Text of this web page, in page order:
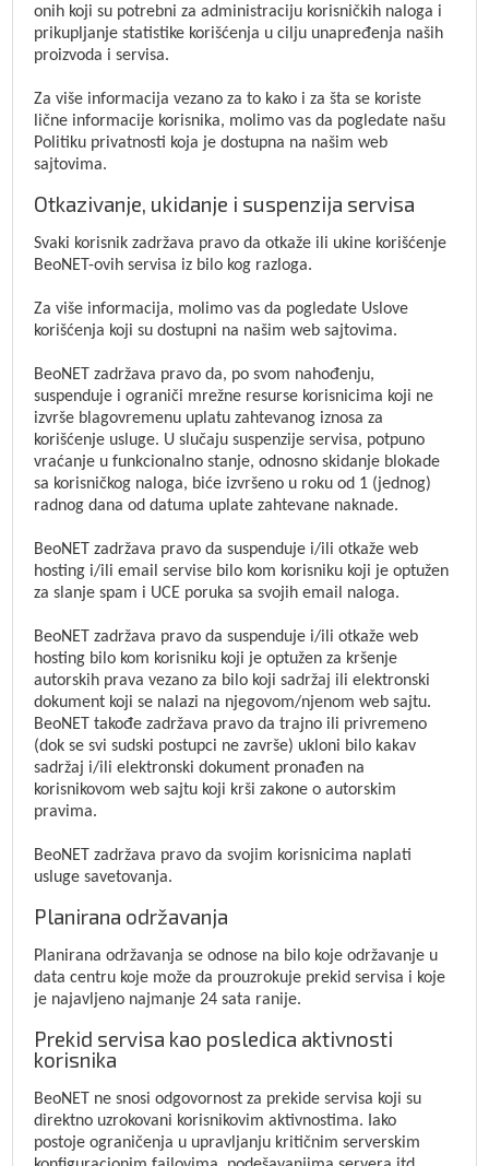
onih koji su potrebni za administraciju korisničkih naloga i
prikupljanje statistike korišćenja u cilju unapređenja naših
proizvoda i servisa.
Za više informacija vezano za to kako i za šta se koriste
lične informacije korisnika, molimo vas da pogledate našu
Politiku privatnosti koja je dostupna na našim web
sajtovima.
Otkazivanje, ukidanje i suspenzija servisa
Svaki korisnik zadržava pravo da otkaže ili ukine korišćenje
BeoNET-ovih servisa iz bilo kog razloga.
Za više informacija, molimo vas da pogledate Uslove
korišćenja koji su dostupni na našim web sajtovima.
BeoNET zadržava pravo da, po svom nahođenju,
suspenduje i ograniči mrežne resurse korisnicima koji ne
izvrše blagovremenu uplatu zahtevanog iznosa za
korišćenje usluge. U slučaju suspenzije servisa, potpuno
vraćanje u funkcionalno stanje, odnosno skidanje blokade
sa korisničkog naloga, biće izvršeno u roku od 1 (jednog)
radnog dana od datuma uplate zahtevane naknade.
BeoNET zadržava pravo da suspenduje i/ili otkaže web
hosting i/ili email servise bilo kom korisniku koji je optužen
za slanje spam i UCE poruka sa svojih email naloga.
BeoNET zadržava pravo da suspenduje i/ili otkaže web
hosting bilo kom korisniku koji je optužen za kršenje
autorskih prava vezano za bilo koji sadržaj ili elektronski
dokument koji se nalazi na njegovom/njenom web sajtu.
BeoNET takođe zadržava pravo da trajno ili privremeno
(dok se svi sudski postupci ne završe) ukloni bilo kakav
sadržaj i/ili elektronski dokument pronađen na
korisnikovom web sajtu koji krši zakone o autorskim
pravima.
BeoNET zadržava pravo da svojim korisnicima naplati
usluge savetovanja.
Planirana održavanja
Planirana održavanja se odnose na bilo koje održavanje u
data centru koje može da prouzrokuje prekid servisa i koje
je najavljeno najmanje 24 sata ranije.
Prekid servisa kao posledica aktivnosti
korisnika
BeoNET ne snosi odgovornost za prekide servisa koji su
direktno uzrokovani korisnikovim aktivnostima. Iako
postoje ograničenja u upravljanju kritičnim serverskim